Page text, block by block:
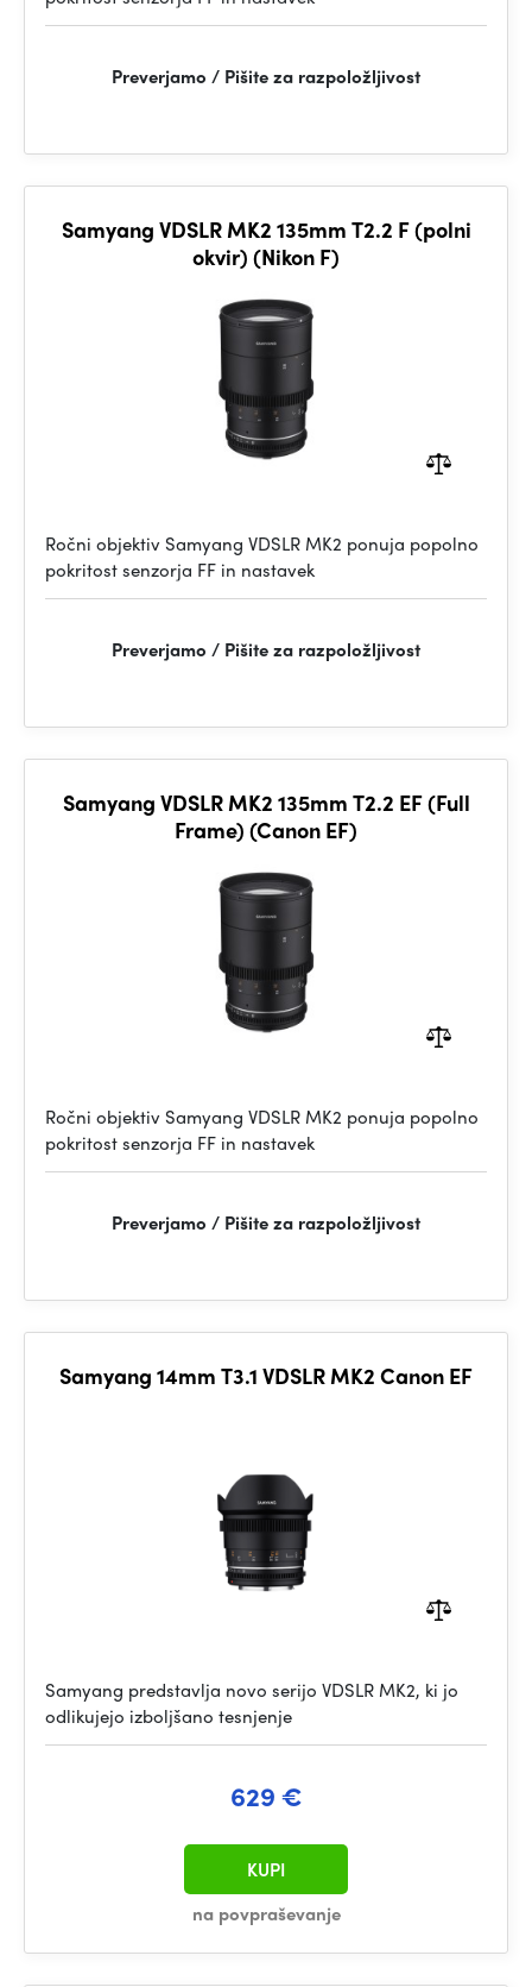
Preverjamo / Pišite za razpoložljivost
Samyang VDSLR MK2 135mm T2.2 F (polni
okvir) (Nikon F)
Ročni objektiv Samyang VDSLR MK2 ponuja popolno
pokritost senzorja FF in nastavek
Preverjamo / Pišite za razpoložljivost
Samyang VDSLR MK2 135mm T2.2 EF (Full
Frame) (Canon EF)
Ročni objektiv Samyang VDSLR MK2 ponuja popolno
pokritost senzorja FF in nastavek
Preverjamo / Pišite za razpoložljivost
Samyang 14mm T3.1 VDSLR MK2 Canon EF
Samyang predstavlja novo serijo VDSLR MK2, ki jo
odlikujejo izboljšano tesnjenje
629 €
na povpraševanje
KUPI